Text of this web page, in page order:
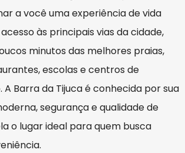
a você uma experiência de vida
às principais vias da cidade,
minutos das melhores praias,
escolas e centros de
Barra da Tijuca é conhecida por sua
segurança e qualidade de
o lugar ideal para quem busca